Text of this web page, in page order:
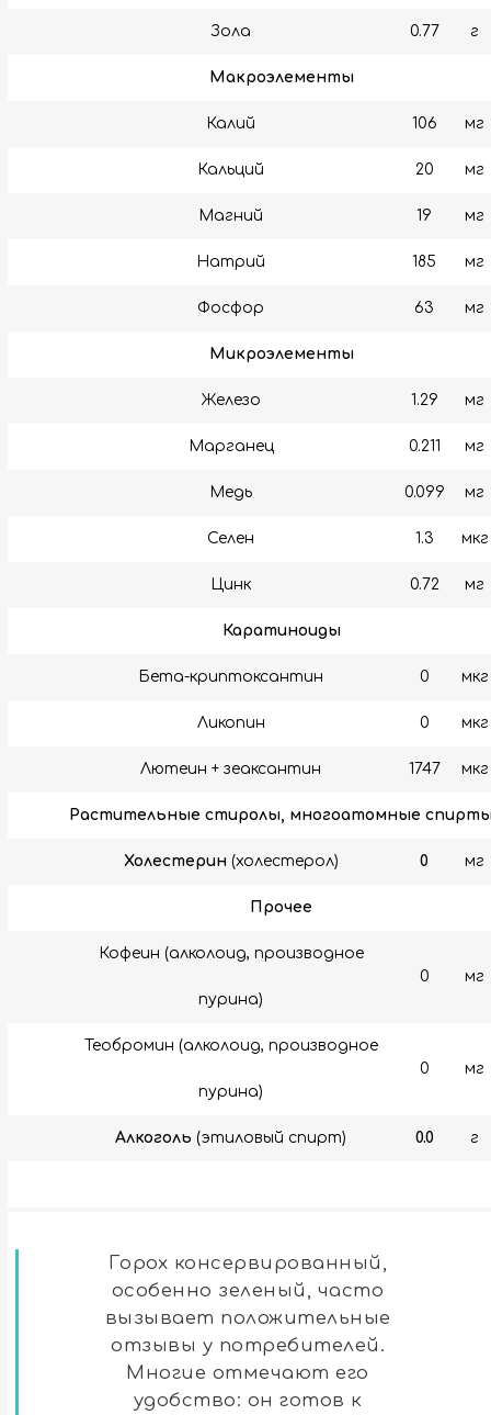
Зола 0.77 г
Макроэлементы
Калий 106 мг
Кальций 20 мг
Магний 19 мг
Натрий 185 мг
Фосфор 63 мг
Микроэлементы
Железо 1.29 мг
Марганец 0.211 мг
Медь 0.099 мг
Селен 1.3 мкг
Цинк 0.72 мг
Каратиноиды
Бета-криптоксантин 0 мкг
Ликопин 0 мкг
Лютеин + зеаксантин 1747 мкг
Растительные стиролы, многоатомные
Холестерин(холестерол) 0 мг
Прочее
Кофеин (алколоид, производное
пурина)
0 мг
Теобромин (алколоид, производное
пурина)
0 мг
Алкоголь (этиловый спирт) 0.0 г
Горох консервированный,
особенно зеленый, часто
вызывает положительные
отзывы у потребителей.
Многие отмечают его
удобство: он готов к